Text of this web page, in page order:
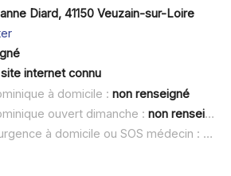
Diard, 41150 Veuzain-sur-Loire
internet connu
à domicile : non renseigné
ouvert dimanche : non renseigné
Bernard Dominique urgence à domicile ou SOS médecin :
non